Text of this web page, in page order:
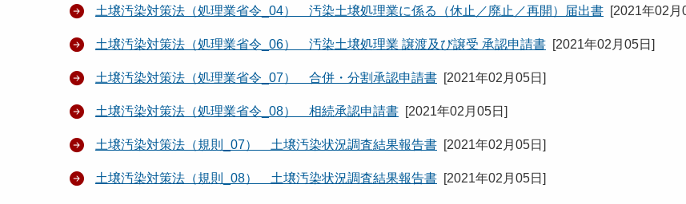
土壌汚染対策法（処理業省令_04） 汚染土壌処理業に係る（休止／廃止／再開）届出書 [2021年02月
土壌汚染対策法（処理業省令_06） 汚染土壌処理業 譲渡及び譲受 承認申請書 [2021年02月05日 ]
土壌汚染対策法（処理業省令_07） 合併・分割承認申請書 [2021年02月05日 ]
土壌汚染対策法（処理業省令_08） 相続承認申請書 [2021年02月05日 ]
土壌汚染対策法（規則_07） 土壌汚染状況調査結果報告書 [2021年02月05日 ]
土壌汚染対策法（規則_08） 土壌汚染状況調査結果報告書 [2021年02月05日 ]